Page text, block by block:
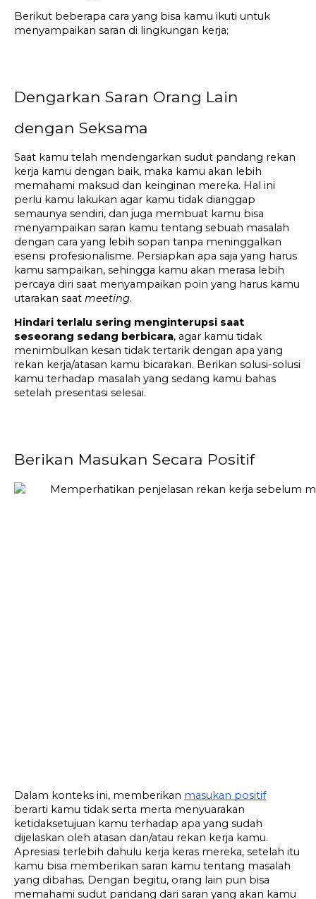
Berikut beberapa cara yang bisa kamu ikuti untuk
menyampaikan saran di lingkungan kerja;
Dengarkan Saran Orang Lain
dengan Seksama
Saat kamu telah mendengarkan sudut pandang rekan
kerja kamu dengan baik, maka kamu akan lebih
memahami maksud dan keinginan mereka. Hal ini
perlu kamu lakukan agar kamu tidak dianggap
semaunya sendiri, dan juga membuat kamu bisa
menyampaikan saran kamu tentang sebuah masalah
dengan cara yang lebih sopan tanpa meninggalkan
esensi profesionalisme. Persiapkan apa saja yang harus
kamu sampaikan, sehingga kamu akan merasa lebih
percaya diri saat menyampaikan poin yang harus kamu
utarakan saat meeting.
Hindari terlalu sering menginterupsi saat
seseorang sedang berbicara, agar kamu tidak
menimbulkan kesan tidak tertarik dengan apa yang
rekan kerja/atasan kamu bicarakan. Berikan solusi-solusi
kamu terhadap masalah yang sedang kamu bahas
setelah presentasi selesai.
Berikan Masukan Secara Positif
Dalam konteks ini, memberikan masukan positif
berarti kamu tidak serta merta menyuarakan
ketidaksetujuan kamu terhadap apa yang sudah
dijelaskan oleh atasan dan/atau rekan kerja kamu.
Apresiasi terlebih dahulu kerja keras mereka, setelah itu
kamu bisa memberikan saran kamu tentang masalah
yang dibahas. Dengan begitu, orang lain pun bisa
memahami sudut pandang dari saran yang akan kamu